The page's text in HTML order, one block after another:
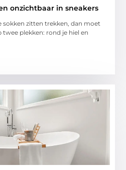
onzichtbaar in sneakers
sokken zitten trekken, dan moet
twee plekken: rond je hiel en